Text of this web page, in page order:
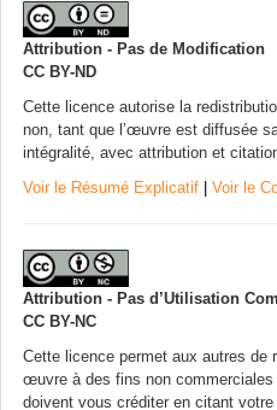
Attribution - Pas de Modification
CC BY-ND
Cette licence autorise la
non, tant que l’œuvre est diffusée
intégralité, avec attribution et
Voir le Résumé Explicatif
Voir le
Attribution - Pas d’Utilisation
CC BY-NC
Cette licence permet aux autres de
œuvre à des fins non
doivent vous créditer en citant